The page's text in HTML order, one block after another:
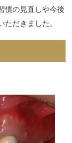
慣の見直しや今後
だきました。